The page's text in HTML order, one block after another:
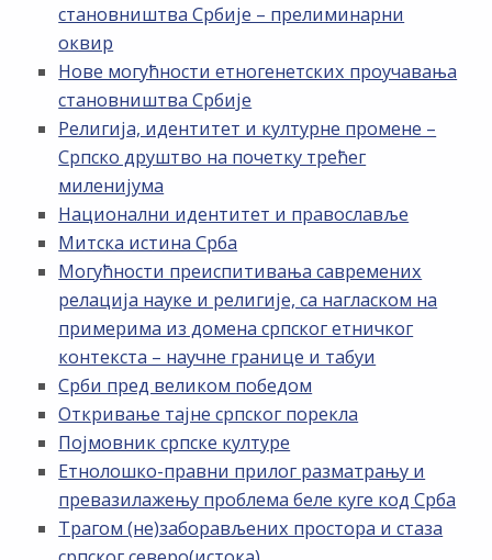
становништва Србије – прелиминарни
оквир
Нове могућности етногенетских проучавања
становништва Србије
Религија, идентитет и културне промене –
Српско друштво на почетку трећег
миленијума
Национални идентитет и православље
Митска истина Срба
Могућности преиспитивања савремених
релација науке и религије, са нагласком на
примерима из домена српског етничког
контекста – научне границе и табуи
Срби пред великом победом
Откривање тајне српског порекла
Појмовник српске културе
Етнолошко-правни прилог разматрању и
превазилажењу проблема беле куге код Срба
Трагом (не)заборављених простора и стаза